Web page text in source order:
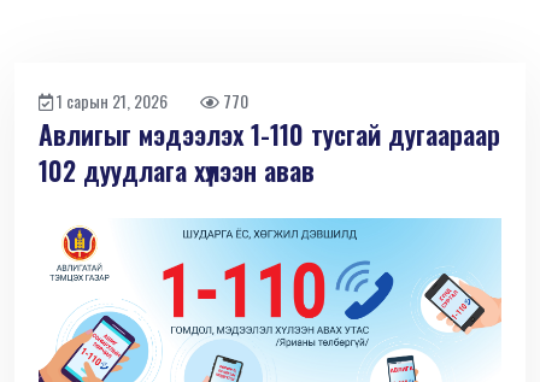
1 сарын 21, 2026 770
Авлигыг мэдээлэх 1-110 тусгай дугаараар
102 дуудлага хүлээн авав